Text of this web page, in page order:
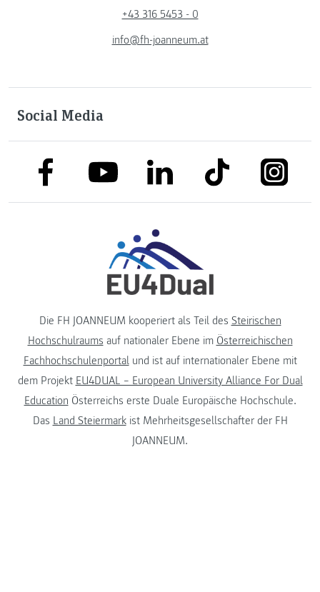
+43 316 5453 - 0
info@fh-joanneum.at
Social Media
link to facebooklink to youtubelink to linkedinlink to tiktok link to
Die FH JOANNEUM kooperiert als Teil des Steirischen
Hochschulraums auf nationaler Ebene im Österreichischen
Fachhochschulenportalund ist auf internationaler Ebene mit
dem Projekt EU4DUAL – European University Alliance For Dual
Education Österreichs erste Duale Europäische Hochschule.
Das Land Steiermarkist Mehrheitsgesellschafter der FH
JOANNEUM.